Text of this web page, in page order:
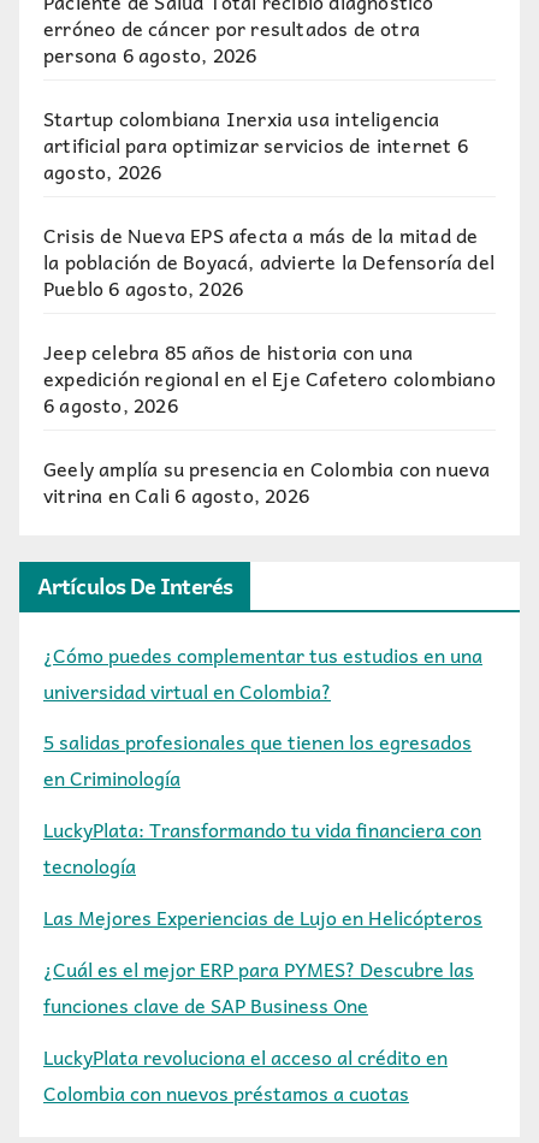
erróneo de cáncer por resultados de otra
persona6 agosto, 2026
Startup colombiana Inerxia usa inteligencia
artificial para optimizar servicios de internet 6
agosto, 2026
Crisis de Nueva EPS afecta a más de la mitad de
la población de Boyacá, advierte la Defensoría del
Pueblo6 agosto, 2026
Jeep celebra 85 años de historia con una
expedición regional en el Eje Cafetero colombiano
6 agosto, 2026
Geely amplía su presencia en Colombia con nueva
vitrina en Cali 6 agosto, 2026
Artículos De Interés
¿Cómo puedes complementar tus estudios en una
universidad virtual en Colombia?
5 salidas profesionales que tienen los egresados
en Criminología
LuckyPlata: Transformando tu vida financiera con
tecnología
Las Mejores Experiencias de Lujo en Helicópteros
¿Cuál es el mejor ERP para PYMES? Descubre las
funciones clave de SAP Business One
LuckyPlata revoluciona el acceso al crédito en
Colombia con nuevos préstamos a cuotas